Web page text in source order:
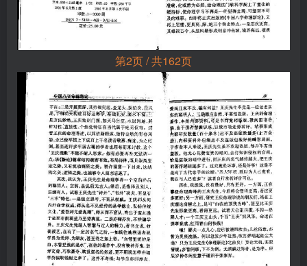
第2页 / 共162页